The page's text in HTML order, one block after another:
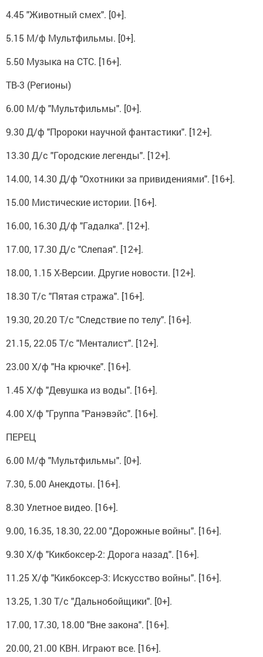
4.45 "Животный смех". [0+].
5.15 М/ф Мультфильмы. [0+].
5.50 Музыка на СТС. [16+].
ТВ-3 (Регионы)
6.00 М/ф "Мультфильмы". [0+].
9.30 Д/ф "Пророки научной фантастики". [12+].
13.30 Д/с "Городские легенды". [12+].
14.00, 14.30 Д/ф "Охотники за привидениями". [16+].
15.00 Мистические истории. [16+].
16.00, 16.30 Д/ф "Гадалка". [12+].
17.00, 17.30 Д/с "Слепая". [12+].
18.00, 1.15 Х-Версии. Другие новости. [12+].
18.30 Т/с "Пятая стража". [16+].
19.30, 20.20 Т/с "Следствие по телу". [16+].
21.15, 22.05 Т/с "Менталист". [12+].
23.00 Х/ф "На крючке". [16+].
1.45 Х/ф "Девушка из воды". [16+].
4.00 Х/ф "Группа "Ранэвэйс". [16+].
ПЕРЕЦ
6.00 М/ф "Мультфильмы". [0+].
7.30, 5.00 Анекдоты. [16+].
8.30 Улетное видео. [16+].
9.00, 16.35, 18.30, 22.00 "Дорожные войны". [16+].
9.30 Х/ф "Кикбоксер-2: Дорога назад". [16+].
11.25 Х/ф "Кикбоксер-3: Искусство войны". [16+].
13.25, 1.30 Т/с "Дальнобойщики". [0+].
17.00, 17.30, 18.00 "Вне закона". [16+].
20.00, 21.00 КВН. Играют все. [16+].